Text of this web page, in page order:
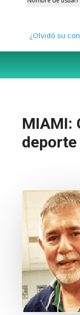
¿Olvidó su
MIAMI: